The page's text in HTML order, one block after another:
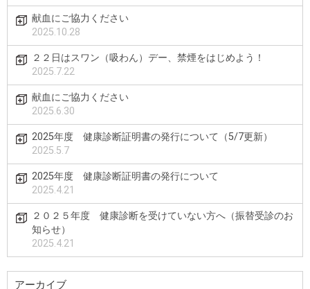
献血にご協力ください
2025.10.28
２２日はスワン（吸わん）デー、禁煙をはじめよう！
2025.7.22
献血にご協力ください
2025.6.30
2025年度 健康診断証明書の発行について（5/7更新）
2025.5.7
2025年度 健康診断証明書の発行について
2025.4.21
２０２５年度 健康診断を受けていない方へ（振替受診のお
知らせ）
2025.4.21
アーカイブ